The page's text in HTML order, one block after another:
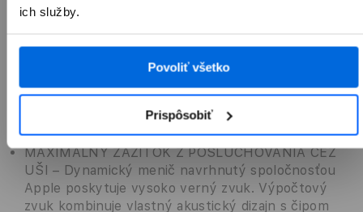
ich služby.
Povoliť všetko
Prispôsobiť
pre výnimočné prispôsobenie. Aktívne potlačenie
okolím. Vylepšené o konektor USB-C pre ešte
MAXIMÁLNY ZÁŽITOK Z POSLUCHOVANIA CEZ
UŠI – Dynamický menič navrhnutý spoločnosťou
Apple poskytuje vysoko verný zvuk. Výpočtový
zvuk kombinuje vlastný akustický dizajn s čipom